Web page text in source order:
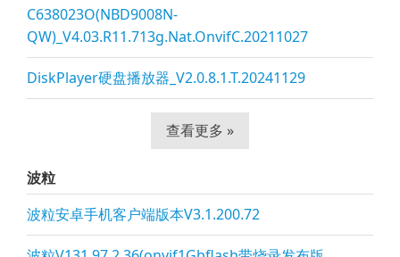
C638023O(NBD9008N-
QW)_V4.03.R11.713g.Nat.OnvifC.20211027
DiskPlayer硬盘播放器_V2.0.8.1.T.20241129
查看更多 »
波粒
波粒安卓手机客户端版本V3.1.200.72